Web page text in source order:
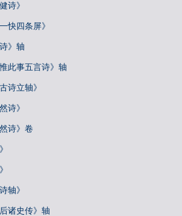
诗》
快四条屏》
》轴
此事五言诗》轴
诗立轴》
诗》
诗》卷
轴》
诸史传》轴